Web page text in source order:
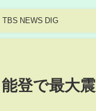
TBS NEWS DIG
登で最大震